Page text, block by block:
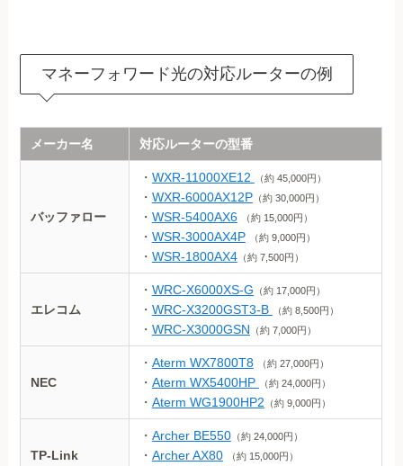
マネーフォワード光の対応ルーターの例
メーカー名 対応ルーターの型番
バッファロー
・ WXR-11000XE12 （約 45,000円）
・ WXR-6000AX12P（約 30,000円）
・ WSR-5400AX6 （約 15,000円）
・ WSR-3000AX4P （約 9,000円）
・ WSR-1800AX4（約 7,500円）
エレコム
・ WRC-X6000XS-G （約 17,000円）
・ WRC-X3200GST3-B （約 8,500円）
・ WRC-X3000GSN （約 7,000円）
NEC
・ Aterm WX7800T8 （約 27,000円）
・ Aterm WX5400HP （約 24,000円）
・ Aterm WG1900HP2 （約 9,000円）
TP-Link
・ Archer BE550（約 24,000円）
・ Archer AX80 （約 15,000円）